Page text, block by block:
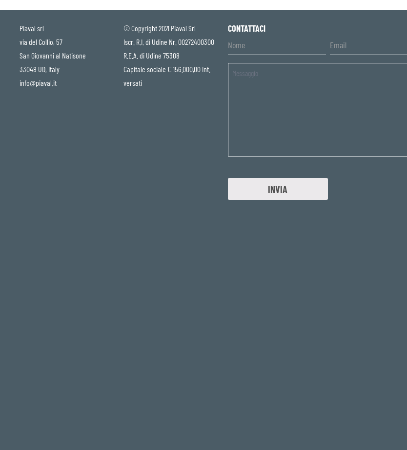
Piaval srl
via del Collio, 57
San Giovanni al Natisone
33048 UD, Italy
info@piaval.it
© Copyright 2021 Piaval Srl
Iscr. R.I. di Udine Nr. 00272400300
R.E.A. di Udine 75308
Capitale sociale € 156.000,00 int.
versati
CONTATTACI
Untitled